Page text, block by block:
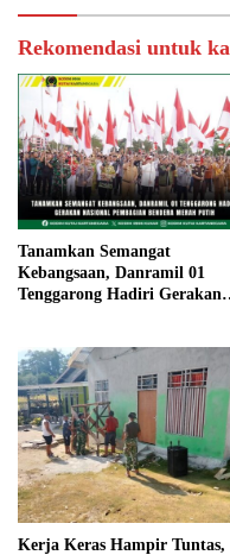
Rekomendasi untuk
Tanamkan Semangat
Kebangsaan, Danramil 01
Tenggarong Hadiri Gerakan
Kerja Keras Hampir Tuntas,